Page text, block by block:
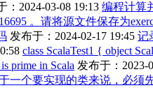
：2024-03-08 19:13 编程计算
。请将源文件保存为
发布于：2024-02-17 19:45 记
class ScalaTest1 { object
prime in Scala 发布于：2023-
一个要实现的类来说，必须